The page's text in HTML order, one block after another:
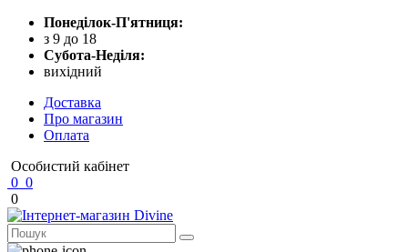
Понеділок-П'ятниця:
з 9 до 18
Субота-Неділя:
вихідний
Доставка
Про магазин
Оплата
Особистий кабінет
0 0
0